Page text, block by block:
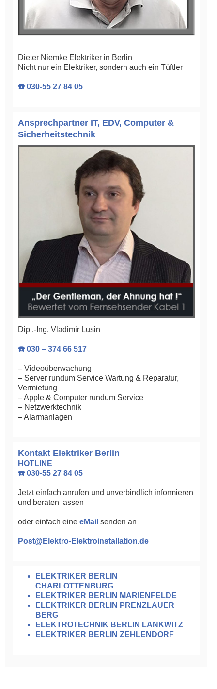
Dieter Niemke Elektriker in Berlin
Nicht nur ein Elektriker, sondern auch ein Tüftler
☎️ 030-55 27 84 05
Ansprechpartner IT, EDV, Computer &
Sicherheitstechnik
Dipl.-Ing. Vladimir Lusin
☎️ 030 – 374 66 517
– Videoüberwachung
– Server rundum Service Wartung & Reparatur,
Vermietung
– Apple & Computer rundum Service
– Netzwerktechnik
– Alarmanlagen
Kontakt Elektriker Berlin
HOTLINE
☎️ 030-55 27 84 05
Jetzt einfach anrufen und unverbindlich informieren
und beraten lassen
oder einfach eine eMail senden an
Post@Elektro-Elektroinstallation.de
ELEKTRIKER BERLIN
CHARLOTTENBURG
ELEKTRIKER BERLIN MARIENFELDE
ELEKTRIKER BERLIN PRENZLAUER
BERG
ELEKTROTECHNIK BERLIN LANKWITZ
ELEKTRIKER BERLIN ZEHLENDORF